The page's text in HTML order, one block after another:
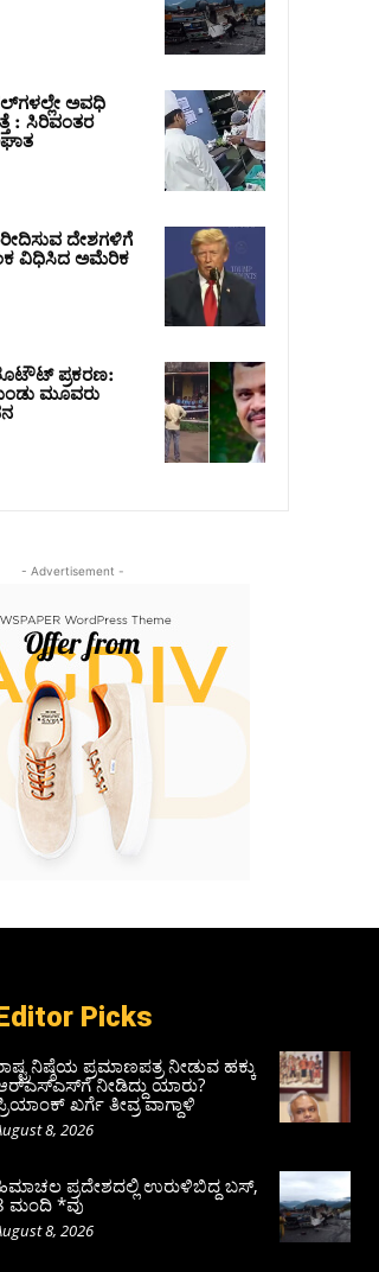
ಅವಧಿ
: ಸಿರಿವಂತರ
ದೇಶಗಳಿಗೆ
ವಿಧಿಸಿದ ಅಮೆರಿಕ
ಪ್ರಕರಣ:
ಮೂವರು
- Advertisement -
Picks
ಪ್ರಮಾಣಪತ್ರ ನೀಡುವ ಹಕ್ಕು
ನೀಡಿದ್ದು ಯಾರು?
ಖರ್ಗೆ ತೀವ್ರ ವಾಗ್ದಾಳಿ
8, 2026
ಪ್ರದೇಶದಲ್ಲಿ ಉರುಳಿಬಿದ್ದ ಬಸ್‌,
ಮಂದಿ *ವು
8, 2026